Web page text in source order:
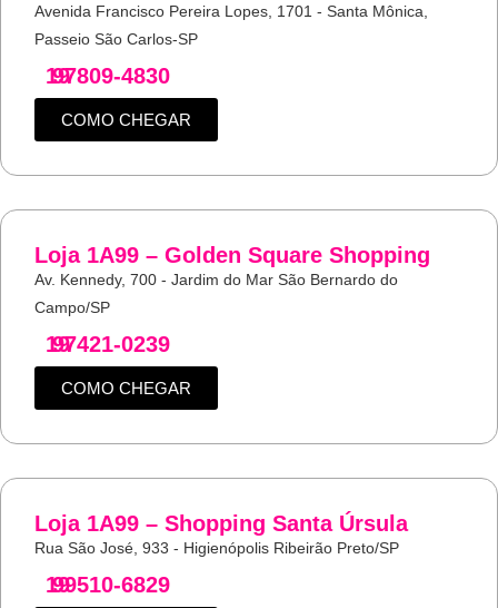
Avenida Francisco Pereira Lopes, 1701 - Santa Mônica,
Passeio São Carlos-SP
19
97809-4830
COMO CHEGAR
Loja 1A99 – Golden Square Shopping
Av. Kennedy, 700 - Jardim do Mar São Bernardo do
Campo/SP
19
97421-0239
COMO CHEGAR
Loja 1A99 – Shopping Santa Úrsula
Rua São José, 933 - Higienópolis Ribeirão Preto/SP
19
99510-6829